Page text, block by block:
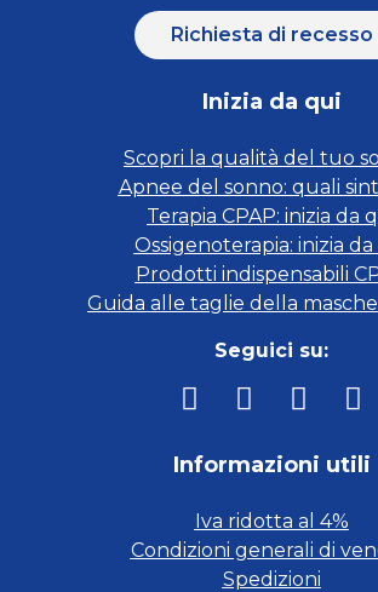
Richiesta di recesso
Inizia da qui
Scopri la qualità del tuo
Apnee del sonno: quali
Terapia CPAP: inizia da
Ossigenoterapia: inizia
Prodotti indispensabili
Guida alle taglie della
Seguici su:
Informazioni utili
Iva ridotta al 4%
Condizioni generali di
Spedizioni